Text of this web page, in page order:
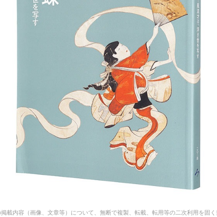
載内容（画像、文章等）について、無断で複製、転載、転用等の二次利用を固く